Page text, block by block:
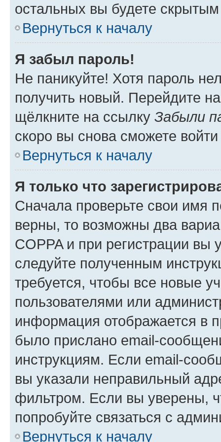
остальных вы будете
Вернуться к началу
Я забыл пароль!
Не паникуйте! Хотя пароль
получить новый. Перейдите
щёлкните на ссылку Забыли
скоро вы снова сможете
Вернуться к началу
Я только что
Сначала проверьте свои имя
верны, то возможны два
COPPA и при регистрации вы
следуйте полученным
требуется, чтобы все новые
пользователями или
информация отображается в
было прислано email-
инструкциям. Если email-
вы указали неправильный
фильтром. Если вы уверены,
попробуйте связаться с
Вернуться к началу